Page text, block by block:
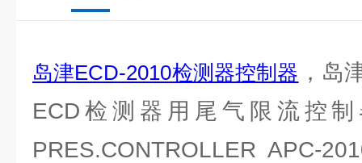
岛津ECD-2010检测器控制器 ，岛
ECD检测器用尾气限流控
PRES.CONTROLLER APC-